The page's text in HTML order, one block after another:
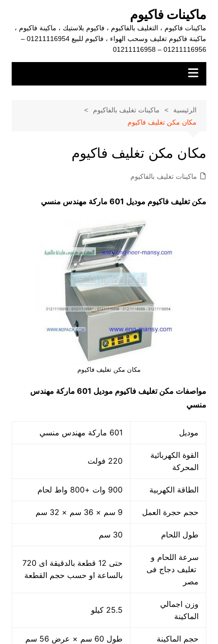
المحتوى
ماكينات فاكيوم
ماكينات فاكيوم ، التغليف بالفاكيوم ، فاكيوم بلاستيك ، ماكينة فاكيوم ،
ماكينة فاكيوم تغليف وسحب الهواء ، فاكيوم للبيع 01211116954 –
01211116956 – 01211116958
الرئيسية
ماكينات تغليف بالفاكيوم
مكان مكن تغليف فاكيوم
مكان مكن تغليف فاكيوم
ماكينات تغليف بالفاكيوم
مكن تغليف فاكيوم موديل 601 ماركة مهندس منسي
مكان مكن تغليف فاكيوم
مواصفات مكن تغليف فاكيوم
موديل 601 ماركة مهندس
منسي
موديل 601 ماركة مهندس منسي
القوة الكهربائية
المحركة
220 فولت
الطاقة الكهربية 900 وات +800 واط لحام
حجم حجرة العمل 9 سم × 36 سم × 32 سم
طول اللحام 30 سم
سرعة اللحام و
تغليف دجاج فى
مصر
حتى 12 قطعة بالدقيقة اى 720
بالساعة او حسب حجم القطعة
وزن اجمالي
الماكينة
25.5 كيلو
حجم الماكينة
طول 60 سم × عرض 56 سم